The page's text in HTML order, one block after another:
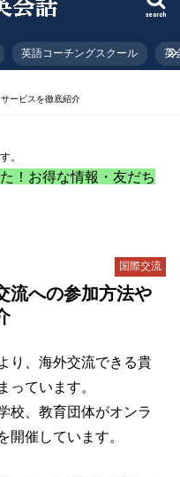
search
英語コーチングスクール 英
ービスを徹底紹介
。
！お得な情報・友だち
国際交流
流への参加方法や
り、海外交流できる貴
っています。
校、教育団体がオンラ
開催しています。